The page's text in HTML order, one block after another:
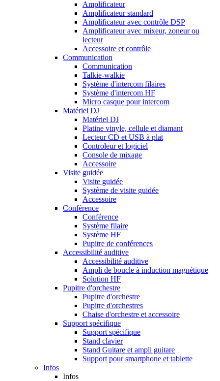
Amplificateur
Amplificateur standard
Amplificateur avec contrôle DSP
Amplificateur avec mixeur, zoneur ou
lecteur
Accessoire et contrôle
Communication
Communication
Talkie-walkie
Système d'intercom filaires
Système d'intercom HF
Micro casque pour intercom
Matériel DJ
Matériel DJ
Platine vinyle, cellule et diamant
Lecteur CD et USB à plat
Controleur et logiciel
Console de mixage
Accessoire
Visite guidée
Visite guidée
Système de visite guidée
Accessoire
Conférence
Conférence
Système filaire
Système HF
Pupitre de conférences
Accessibilité auditive
Accessibilité auditive
Ampli de boucle à induction magnétique
Solution HF
Pupitre d'orchestre
Pupitre d'orchestre
Pupitre d'orchestres
Chaise d'orchestre et accessoire
Support spécifique
Support spécifique
Stand clavier
Stand Guitare et ampli guitare
Support pour smartphone et tablette
Infos
Infos